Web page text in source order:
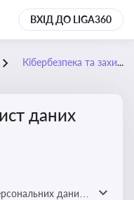
ВХІД ДО LIGA360
Кібербезпека та захист даних
даних
даних